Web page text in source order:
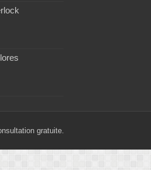
gratuite.